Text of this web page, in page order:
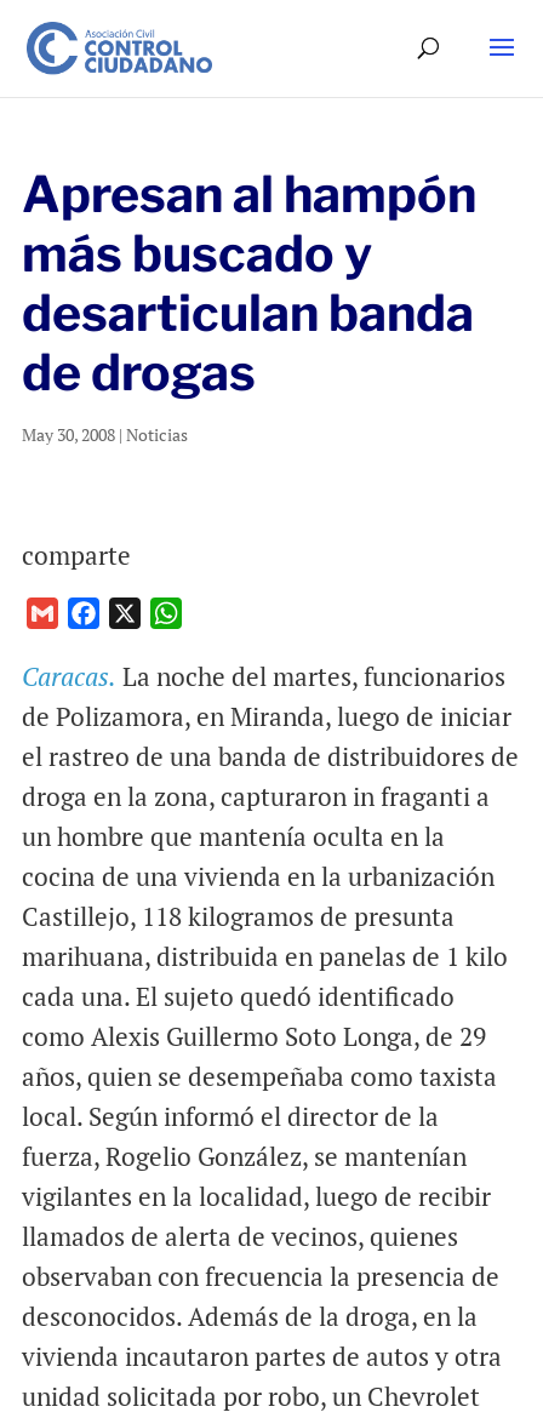
Apresan al hampón
más buscado y
desarticulan banda
de drogas
May 30, 2008| Noticias
comparte
a
i
c
e
o
o
k
a
t
s
A
p
p
Caracas. La noche del martes, funcionarios
de Polizamora, en Miranda, luego de iniciar
el rastreo de una banda de distribuidores de
droga en la zona, capturaron in fraganti a
un hombre que mantenía oculta en la
cocina de una vivienda en la urbanización
Castillejo, 118 kilogramos de presunta
marihuana, distribuida en panelas de 1 kilo
cada una. El sujeto quedó identificado
como Alexis Guillermo Soto Longa, de 29
años, quien se desempeñaba como taxista
local. Según informó el director de la
fuerza, Rogelio González, se mantenían
vigilantes en la localidad, luego de recibir
llamados de alerta de vecinos, quienes
observaban con frecuencia la presencia de
desconocidos. Además de la droga, en la
vivienda incautaron partes de autos y otra
unidad solicitada por robo, un Chevrolet